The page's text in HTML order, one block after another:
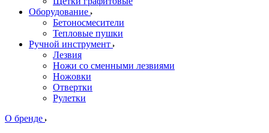
Оборудование
Бетоносмесители
Тепловые пушки
Ручной инструмент
Лезвия
Ножи со сменными лезвиями
Ножовки
Отвертки
Рулетки
О бренде